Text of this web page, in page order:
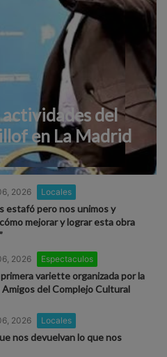
del
en La Madrid
2026 Locales
estafó pero nos unimos y
mejorar y lograr esta obra
2026 Espectaculos
variette organizada por la
del Complejo Cultural
2026 Locales
nos devuelvan lo que nos